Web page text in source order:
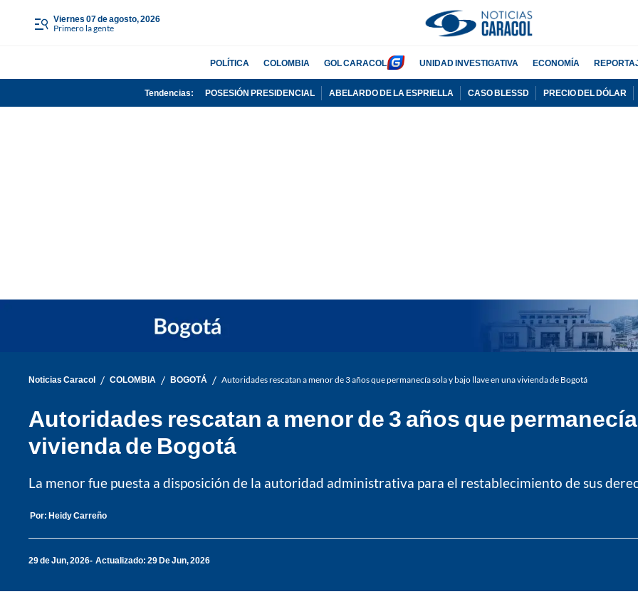
viernes 07 de agosto, 2026
Primero la gente
POLÍTICA COLOMBIA GOL CARACOL UNIDAD INVESTIGATIVA ECONOMÍA
Tendencias: POSESIÓN PRESIDENCIAL ABELARDO DE LA ESPRIELLA CASO BLESSD PRECIO DEL DÓLAR
Noticias Caracol / COLOMBIA / BOGOTÁ / Autoridades rescatan a menor de 3 años que permanecía sola y bajo llave en una vivienda de Bogotá
Autoridades rescatan a menor de 3 años que
vivienda de Bogotá
La menor fue puesta a disposición de la autoridad administrativa para el restablecimiento de sus
Por: Heidy Carreño
29 de Jun, 2026 Actualizado: 29 De Jun, 2026